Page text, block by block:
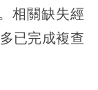
相關缺失經
已完成複查